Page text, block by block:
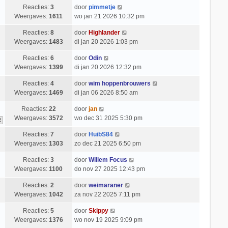
Reacties:3
Weergaves:1611
door pimmetje
wo jan 21 2026 10:32 pm
Reacties:8
Weergaves: 1483
door Highlander
di jan 20 2026 1:03 pm
Reacties:6
Weergaves: 1399
door Odin
di jan 20 2026 12:32 pm
Reacties:4
Weergaves: 1469
door wim hoppenbrouwers
di jan 06 2026 8:50 am
Reacties: 22
Weergaves: 3572
door jan
wo dec 31 2025 5:30 pm
Reacties:7
Weergaves: 1303
door HuibS84
zo dec 21 2025 6:50 pm
Reacties:3
Weergaves:1100
door Willem Focus
do nov 27 2025 12:43 pm
Reacties:2
Weergaves: 1042
door weimaraner
za nov 22 2025 7:11 pm
Reacties:5
Weergaves: 1376
door Skippy
wo nov 19 2025 9:09 pm